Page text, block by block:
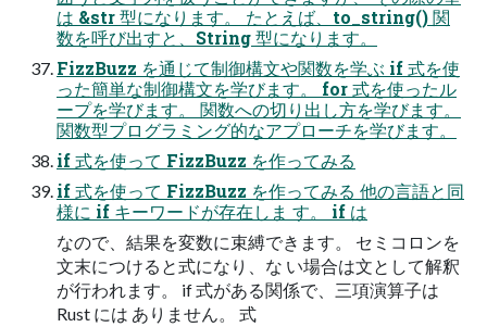
は &str 型になります。 たとえば、to_string() 関
数を呼び出すと、String 型になります。
FizzBuzz を通じて制御構文や関数を学ぶ if 式を使
った簡単な制御構文を学びます。 for 式を使ったル
ープを学びます。 関数への切り出し方を学びます。
関数型プログラミング的なアプローチを学びます。
if 式を使って FizzBuzz を作ってみる
if 式を使って FizzBuzz を作ってみる 他の言語と同
様に if キーワードが存在しま す。 if は
なので、結果を変数に束縛できます。 セミコロンを
文末につけると式になり、な い場合は文として解釈
が行われます。 if 式がある関係で、三項演算子は
Rust には ありません。 式